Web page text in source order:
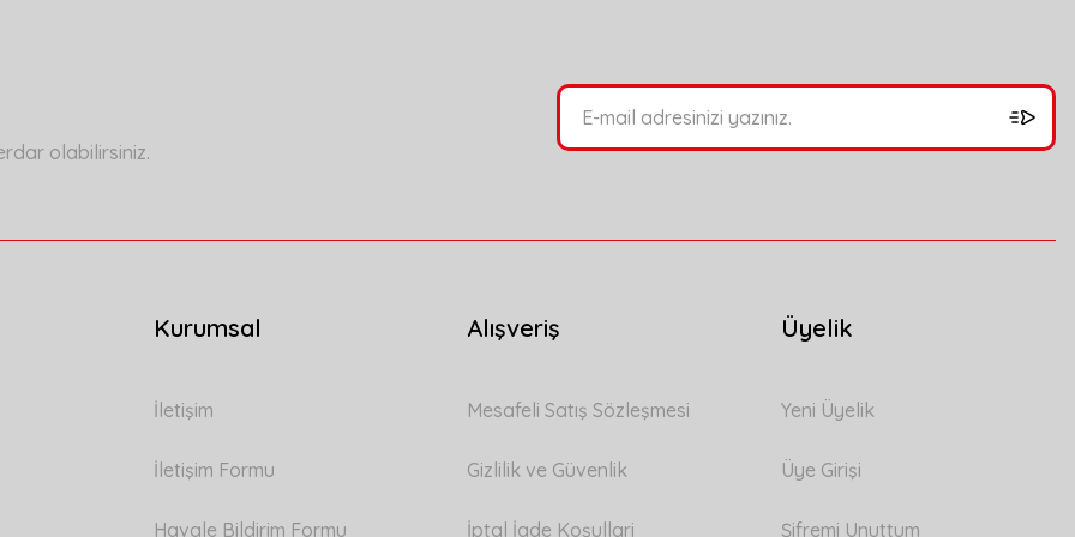
olabilirsiniz.
Kurumsal
İletişim
İletişim Formu
Havale Bildirim Formu
Alışveriş
Mesafeli Satış Sözleşmesi
Gizlilik ve Güvenlik
İptal İade Koşullari
Üyelik
Yeni Üyelik
Üye Girişi
Şifremi Unuttum